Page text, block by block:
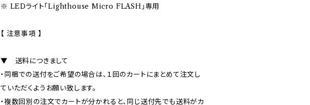
※ LEDライト「Lighthouse Micro FLASH」専用
【 注意事項 】
▼ 送料につきまして
・同梱での送付をご希望の場合は、１回のカートにまとめて注文し
ていただくようお願い致します。
・複数回別の注文でカートが分かれると、同じ送付先でも送料がカ